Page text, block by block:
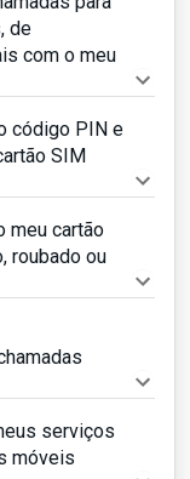
de
com o meu
código PIN e
SIM
meu cartão
roubado ou
serviços
móveis